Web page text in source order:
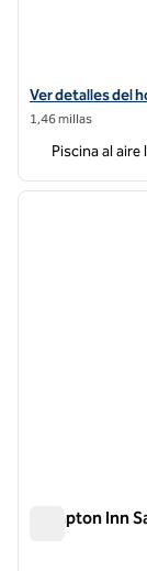
Ver detalles del
Ver detalles del
1,46 millas
Piscina al aire
1 de 12
Hampton Inn